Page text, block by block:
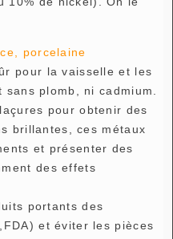
porcelaine
pour la vaisselle et les
plomb, ni cadmium.
pour obtenir des
brillantes, ces métaux
et présenter des
des effets
portants des
et éviter les pièces